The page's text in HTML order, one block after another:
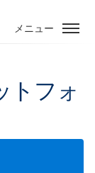
メニュー
トフォ